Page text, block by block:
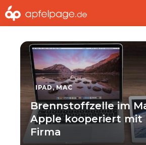
Zum
Inhalt
IPAD,MAC
Brennstoffzelle im
Apple kooperiert mit
Firma